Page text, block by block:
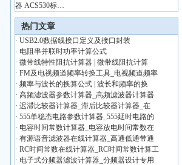
器 ACS530标…
热门文章
· USB2.0数据线接口定义及接口封装
· 电阻串并联时功率计算公式
· 微带线特性阻抗计算器 | 微带线阻抗计算
· FM及电视频道频率转换工具_电视频道频率
· 频率与波长的换算公式 | 波长和频率的换
· 高频滤波器参数计算器_高频滤波器计算器
· 迟滞比较器计算器_滞后比较器计算器_在
· 555单稳态电路参数计算器_555延时电路的
· 电容时间常数计算器_电容放电时间常数在
· 有源语音滤波器在线计算器_高通低通带通
· RC时间常数在线计算器_RC时间常数计算工
· 电子式分频器滤波计算器_分频器设计专用